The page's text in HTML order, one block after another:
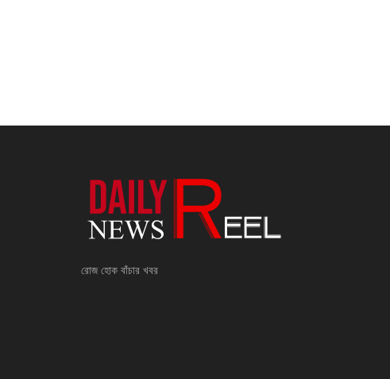
রোজ হোক বাঁচার খবর